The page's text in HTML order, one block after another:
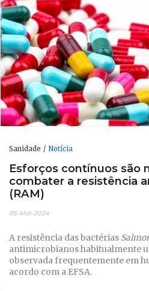
Sanidade Notícia
Esforços contínuos são
combater a resistência
(RAM)
05-Mar-2024
A resistência das bactérias
antimicrobianos habitualmente
observada frequentemente em
acordo com a EFSA.